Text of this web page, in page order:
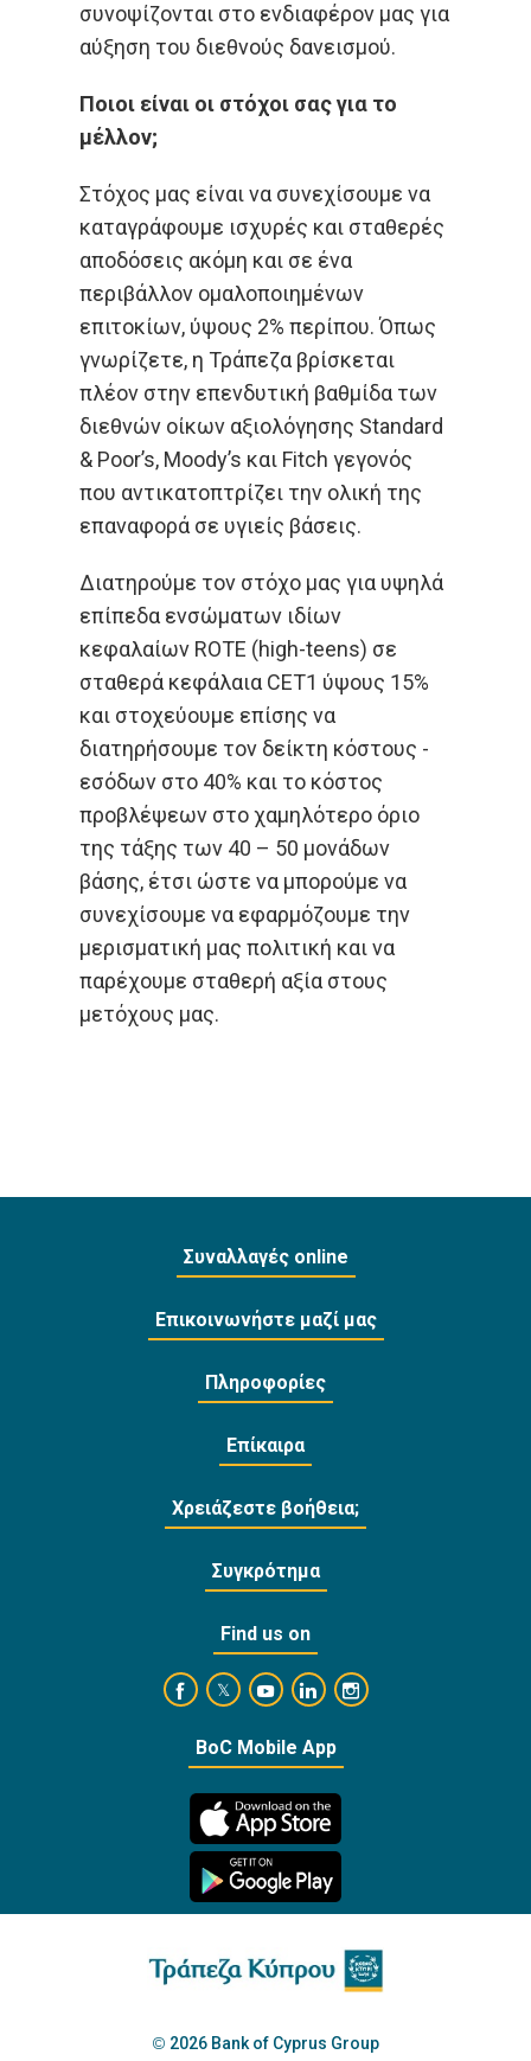
συνοψίζονται στο ενδιαφέρον μας για
αύξηση του διεθνούς δανεισμού.
Ποιοι είναι οι στόχοι σας για το
μέλλον;
Στόχος μας είναι να συνεχίσουμε να
καταγράφουμε ισχυρές και σταθερές
αποδόσεις ακόμη και σε ένα
περιβάλλον ομαλοποιημένων
επιτοκίων, ύψους 2% περίπου. Όπως
γνωρίζετε, η Τράπεζα βρίσκεται
πλέον στην επενδυτική βαθμίδα των
διεθνών οίκων αξιολόγησης Standard
& Poor’s, Moody’s και Fitch γεγονός
που αντικατοπτρίζει την ολική της
επαναφορά σε υγιείς βάσεις.
Διατηρούμε τον στόχο μας για υψηλά
επίπεδα ενσώματων ιδίων
κεφαλαίων ROTE (high-teens) σε
σταθερά κεφάλαια CET1 ύψους 15%
και στοχεύουμε επίσης να
διατηρήσουμε τον δείκτη κόστους -
εσόδων στο 40% και το κόστος
προβλέψεων στο χαμηλότερο όριο
της τάξης των 40 – 50 μονάδων
βάσης, έτσι ώστε να μπορούμε να
συνεχίσουμε να εφαρμόζουμε την
μερισματική μας πολιτική και να
παρέχουμε σταθερή αξία στους
μετόχους μας.
Συναλλαγές online
Επικοινωνήστε μαζί μας
Πληροφορίες
Επίκαιρα
Χρειάζεστε βοήθεια;
Συγκρότημα
Find us on
https://www.facebook.com/
https://twitter.com/bankofcyprus_
https://www.youtube.com/user/
https://www.linkedin.com/
https://
BoC Mobile App
2026 Bank of Cyprus Group